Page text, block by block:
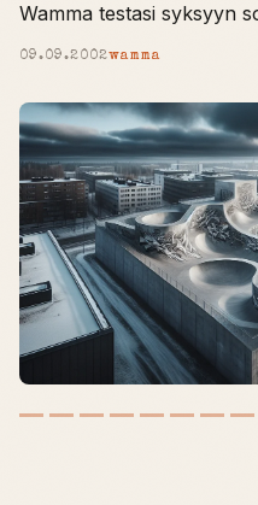
Wamma testasi syksyyn
09.09.2002wamma